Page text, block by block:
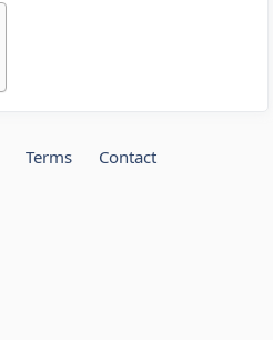
Terms Contact